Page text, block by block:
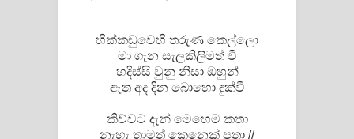
හික්කඩුවෙහි තරුණ කෙල්ලො
මා ගැන සැලකිලිමත් වී
හදිස්සි වුනු නිසා ඔහුන්
ඇත අද දින බොහො දුක්වී
කිව්වට දැන් මෙහෙම කතා
නැහැ තාමත් කෙනෙක් පතා //